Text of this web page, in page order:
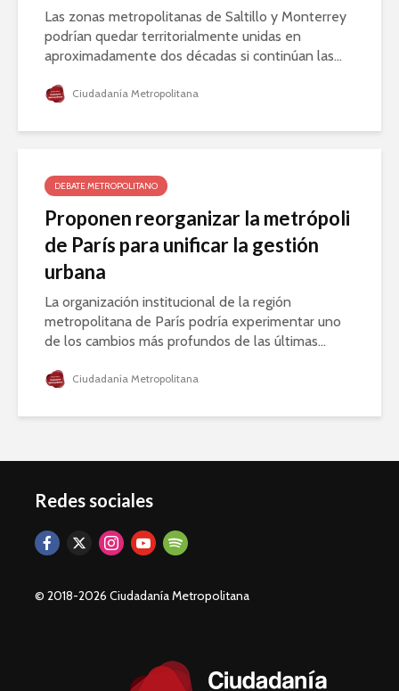
Las zonas metropolitanas de Saltillo y Monterrey
podrían quedar territorialmente unidas en
aproximadamente dos décadas si continúan las...
Ciudadanía Metropolitana
DEBATE METROPOLITANO
Proponen reorganizar la metrópoli
de París para unificar la gestión
urbana
La organización institucional de la región
metropolitana de París podría experimentar uno
de los cambios más profundos de las últimas...
Ciudadanía Metropolitana
Redes sociales
© 2018-2026 Ciudadanía Metropolitana